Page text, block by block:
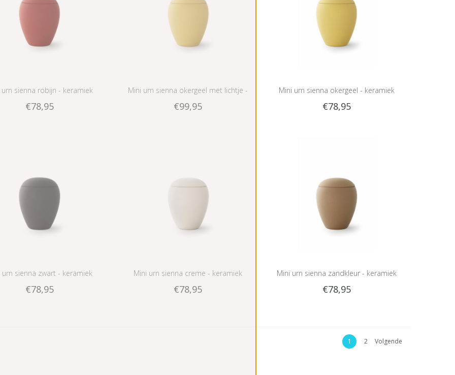
sienna robijn - keramiek
€78,95
Mini urn sienna okergeel met lichtje -
keramiek
€99,95
Mini urn sienna okergeel - keramiek
€78,95
urn sienna zwart - keramiek
€78,95
Mini urn sienna creme - keramiek
€78,95
Mini urn sienna zandkleur - keramiek
€78,95
1 2 Volgende